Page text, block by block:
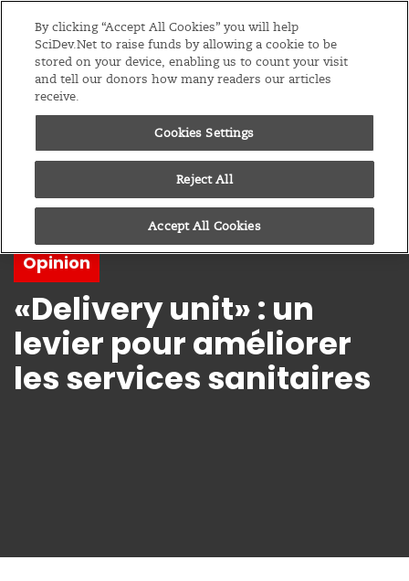
Menu
EditionsAfrique Sub-Saharienne
Opinion
«Delivery unit» : un
levier pour améliorer
les services sanitaires
By clicking “Accept All Cookies” you will help
SciDev.Net to raise funds by allowing a cookie to be
stored on your device, enabling us to count your visit
and tell our donors how many readers our articles
receive.
Cookies Settings
Reject All
Accept All Cookies